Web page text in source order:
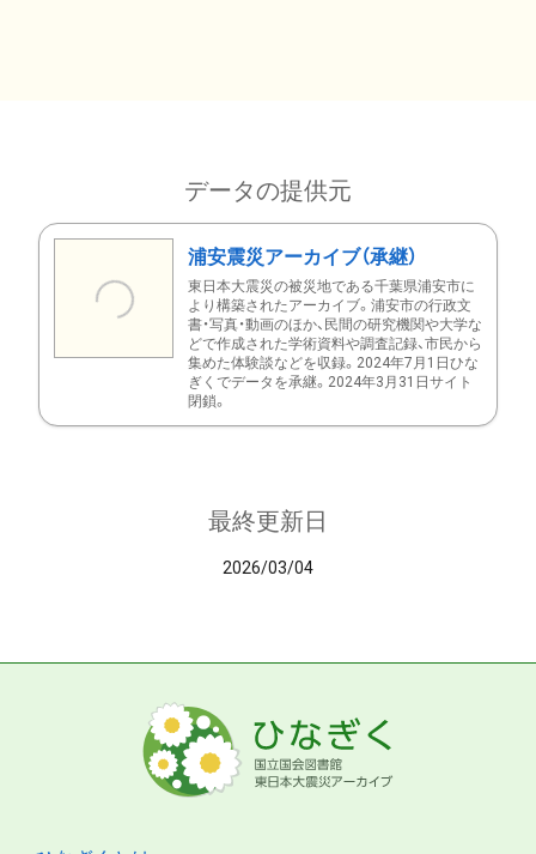
データの提供元
浦安震災アーカイブ（承継）
東日本大震災の被災地である千葉県浦安市に
より構築されたアーカイブ。浦安市の行政文
書・写真・動画のほか、民間の研究機関や大学な
どで作成された学術資料や調査記録、市民から
集めた体験談などを収録。2024年7月1日ひな
ぎくでデータを承継。2024年3月31日サイト
閉鎖。
最終更新日
2026/03/04